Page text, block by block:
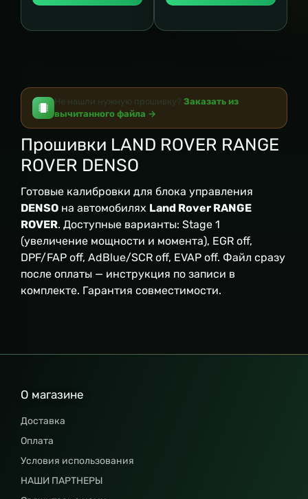
Не нашли нужную прошивку? Заказать из
вычитанного файла →
Прошивки LAND ROVER RANGE
ROVER DENSO
Готовые калибровки для блока управления
DENSO на автомобилях Land Rover RANGE
ROVER. Доступные варианты: Stage 1
(увеличение мощности и момента), EGR off,
DPF/FAP off, AdBlue/SCR off, EVAP off. Файл сразу
после оплаты — инструкция по записи в
комплекте. Гарантия совместимости.
О магазине
Доставка
Оплата
Условия использования
НАШИ ПАРТНЕРЫ